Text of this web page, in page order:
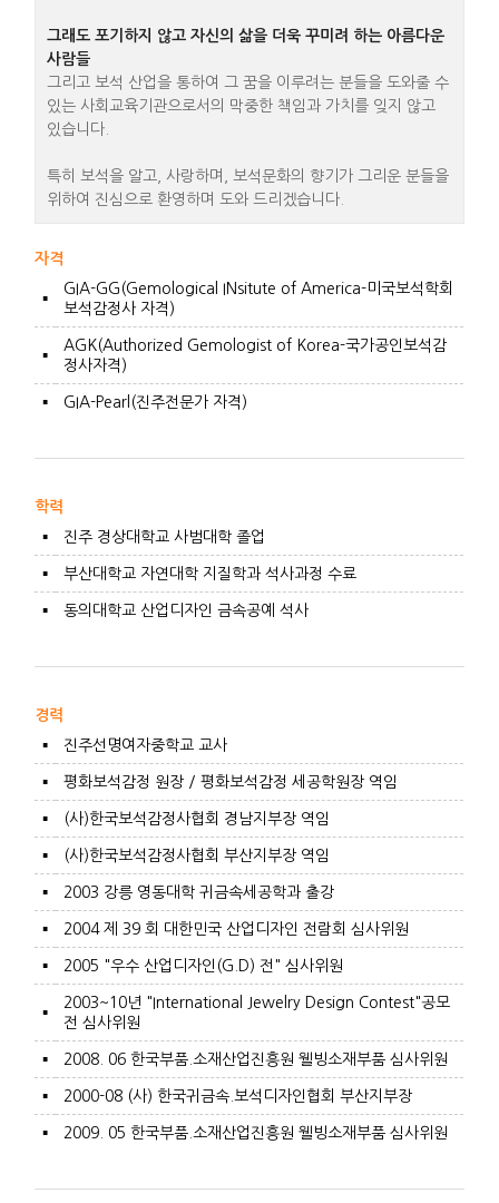
그래도 포기하지 않고 자신의 삶을 더욱 꾸미려 하는 아름다운
사람들
그리고 보석 산업을 통하여 그 꿈을 이루려는 분들을 도와줄 수
있는 사회교육기관으로서의 막중한 책임과 가치를 잊지 않고
있습니다.
특히 보석을 알고, 사랑하며, 보석문화의 향기가 그리운 분들을
위하여 진심으로 환영하며 도와 드리겠습니다.
자격
▪
GIA-GG(Gemological INsitute of America-미국보석학회
보석감정사 자격)
▪
AGK(Authorized Gemologist of Korea-국가공인보석감
정사자격)
▪ GIA-Pearl(진주전문가 자격)
학력
▪ 진주 경상대학교 사범대학 졸업
▪ 부산대학교 자연대학 지질학과 석사과정 수료
▪ 동의대학교 산업디자인 금속공예 석사
경력
▪ 진주선명여자중학교 교사
▪ 평화보석감정 원장 / 평화보석감정 세공학원장 역임
▪ (사)한국보석감정사협회 경남지부장 역임
▪ (사)한국보석감정사협회 부산지부장 역임
▪ 2003 강릉 영동대학 귀금속세공학과 출강
▪ 2004 제 39 회 대한민국 산업디자인 전람회 심사위원
▪ 2005 "우수 산업디자인(G.D) 전" 심사위원
▪
2003~10년 "International Jewelry Design Contest"공모
전 심사위원
▪ 2008. 06 한국부품.소재산업진흥원 웰빙소재부품 심사위원
▪ 2000-08 (사) 한국귀금속.보석디자인협회 부산지부장
▪ 2009. 05 한국부품.소재산업진흥원 웰빙소재부품 심사위원